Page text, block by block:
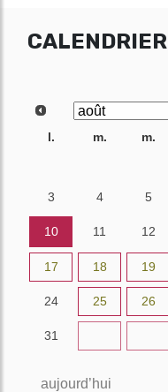
CALENDRIER
l. m. m.
3 4 5
10 11 12
17 18 19
24 25 26
31
aujourd’hui